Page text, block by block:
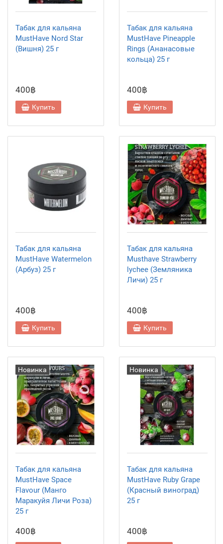
Табак для кальяна
MustHave Nord Star
(Вишня) 25 г
400฿
Купить
Табак для кальяна
MustHave Pineapple
Rings (Ананасовые
кольца) 25 г
400฿
Купить
Табак для кальяна
MustHave Watermelon
(Арбуз) 25 г
400฿
Купить
Табак для кальяна
Musthave Strawberry
lychee (Земляника
Личи) 25 г
400฿
Купить
Новинка
Табак для кальяна
MustHave Space
Flavour (Манго
Маракуйя Личи Роза)
25 г
400฿
Новинка
Табак для кальяна
MustHave Ruby Grape
(Красный виноград)
25 г
400฿